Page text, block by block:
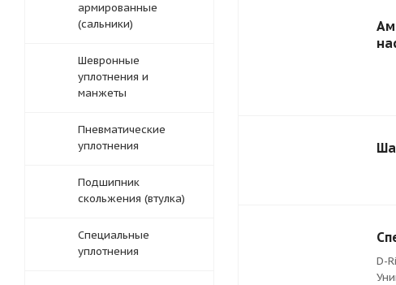
D-
армированные
(сальники)
Шевронные
уплотнения и
манжеты
Пневматические
уплотнения
Подшипник
скольжения (втулка)
Специальные
уплотнения